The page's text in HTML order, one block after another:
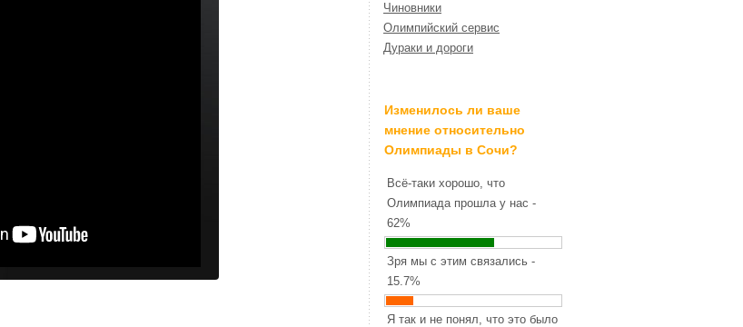
Чиновники
Олимпийский сервис
Дураки и дороги
Изменилось ли ваше
мнение относительно
Олимпиады в Сочи?
Всё-таки хорошо, что
Олимпиада прошла у нас -
62%
Зря мы с этим связались -
15.7%
Я так и не понял, что это было